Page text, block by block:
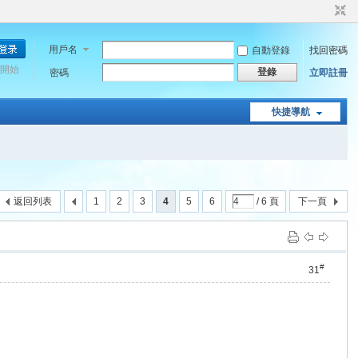
用戶名 自動登錄
找回密碼
密碼
登錄 立即註冊
始
快捷導航
1 2 3 4 5 6 / 6 頁 下一頁
返回列表
31#